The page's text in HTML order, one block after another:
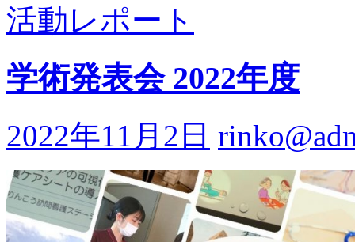
活動レポート
学術発表会 2022年度
2022年11月2日